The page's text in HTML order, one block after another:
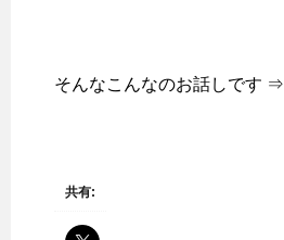
そんなこんなのお話しです ⇒
共有: